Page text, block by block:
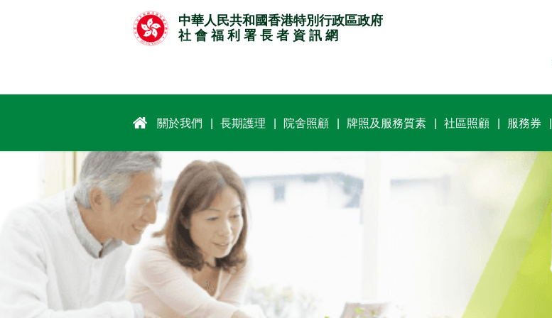
中華人民共和國香港特別行政區政府
社 會 福 利 署 長 者 資 訊 網
關於我們 長期護理 院舍照顧 牌照及服務質素 社區照顧 服務券